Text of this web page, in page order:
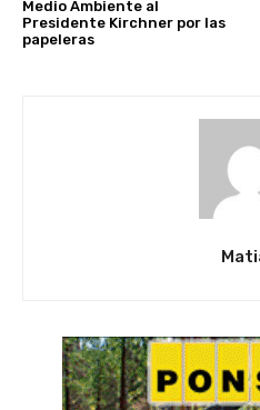
Medio Ambiente al
Presidente Kirchner por las
papeleras